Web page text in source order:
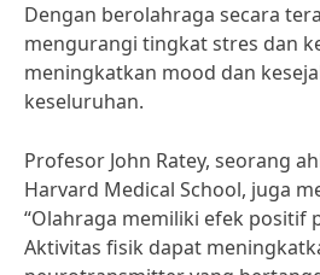
Dengan berolahraga secara
mengurangi tingkat stres dan
meningkatkan mood dan
keseluruhan.
Profesor John Ratey, seorang
Harvard Medical School, juga
“Olahraga memiliki efek positif
Aktivitas fisik dapat